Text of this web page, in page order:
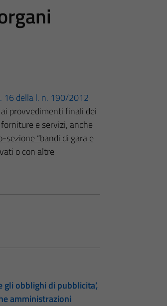
16 della l. n. 190/2012
provvedimenti finali dei
e servizi, anche
sezione “bandi di gara e
o con altre
obblighi di pubblicita’,
amministrazioni